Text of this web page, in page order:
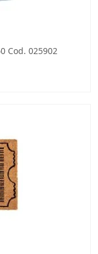
Cod. 025902